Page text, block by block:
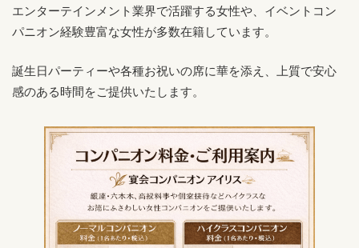
エンターテインメント業界で活躍する女性や、イベントコン
パニオン経験豊富な女性が多数在籍しています。
誕生日パーティーや各種お祝いの席に華を添え、上質で安心
感のある時間をご提供いたします。